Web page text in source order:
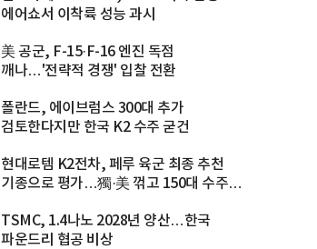
에어쇼서 이착륙 성능 과시
美 공군, F-15·F-16 엔진 독점
깨나…'전략적 경쟁' 입찰 전환
폴란드, 에이브럼스 300대 추가
검토한다지만 한국 K2 수주 굳건
현대로템 K2전차, 페루 육군 최종 추천
기종으로 평가…獨·美 꺾고 150대 수주
TSMC, 1.4나노 2028년 양산…한국
파운드리 협공 비상